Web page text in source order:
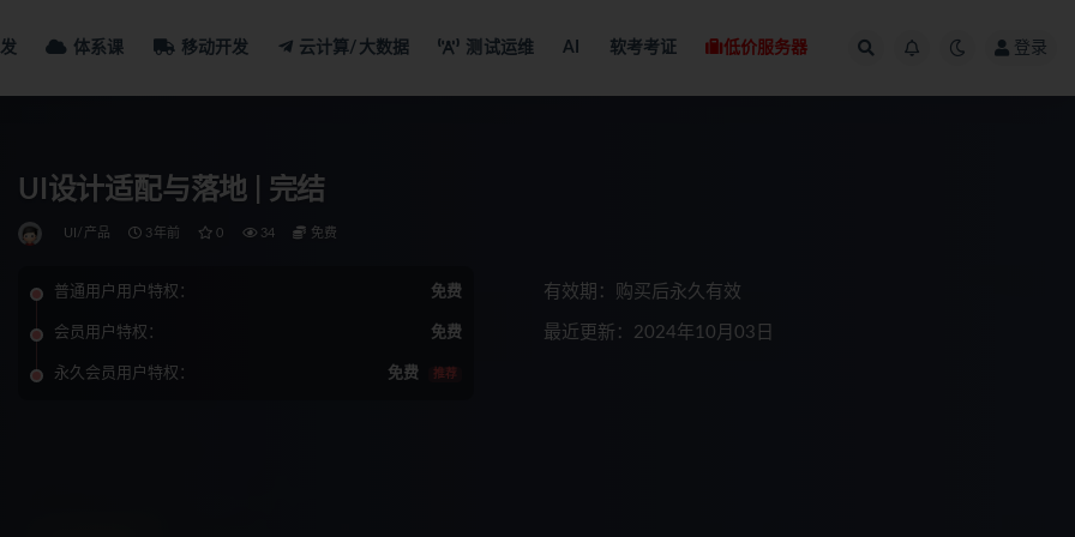
体系课 移动开发 云计算/大数据 测试运维 AI 软考考证 低价服务器 登录
UI设计适配与落地 | 完结
UI/产品 3年前 0 34 免费
普通用户用户特权： 免费
会员用户特权： 免费
永久会员用户特权： 免费 推荐
有效期：购买后永久有效
最近更新：2024年10月03日